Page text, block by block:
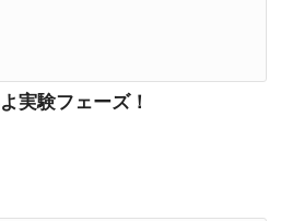
実験フェーズ！